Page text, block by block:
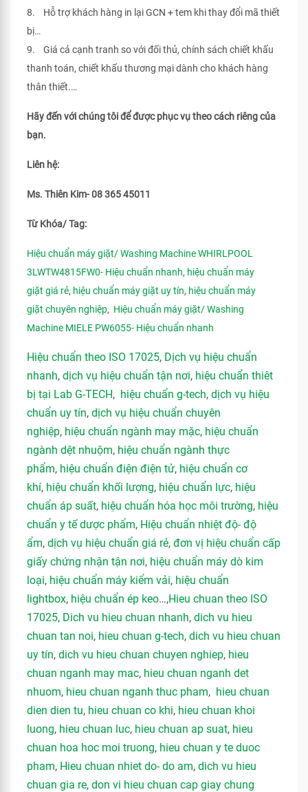
8. Hỗ trợ khách hàng in lại GCN + tem khi thay đổi mã thiết
bị…
9. Giá cả cạnh tranh so với đối thủ, chính sách chiết khấu
thanh toán, chiết khấu thương mại dành cho khách hàng
thân thiết.…
Hãy đến với chúng tôi để được phục vụ theo cách riêng của
bạn.
Liên hệ:
Ms. Thiên Kim- 08 365 45011
Từ Khóa/ Tag:
Hiệu chuẩn máy giặt/ Washing Machine WHIRLPOOL
3LWTW4815FW0- Hiệu chuẩn nhanh, hiệu chuẩn máy
giặt giá rẻ, hiệu chuẩn máy giặt uy tín, hiệu chuẩn máy
giặt chuyên nghiệp, Hiệu chuẩn máy giặt/ Washing
Machine MIELE PW6055- Hiệu chuẩn nhanh
Hiệu chuẩn theo ISO 17025, Dịch vụ hiệu chuẩn
nhanh, dịch vụ hiệu chuẩn tận nơi, hiệu chuẩn thiêt
bị tại Lab G-TECH, hiệu chuẩn g-tech, dịch vụ hiệu
chuẩn uy tín, dịch vụ hiệu chuẩn chuyên
nghiệp, hiệu chuẩn ngành may mặc, hiệu chuẩn
ngành dệt nhuộm, hiệu chuẩn ngành thực
phẩm, hiệu chuẩn điện điện tử, hiệu chuẩn cơ
khí, hiệu chuẩn khối lượng, hiệu chuẩn lực, hiệu
chuẩn áp suất, hiệu chuẩn hóa học môi trường, hiệu
chuẩn y tế dược phẩm, Hiệu chuẩn nhiệt độ- độ
ẩm, dịch vụ hiệu chuẩn giá rẻ, đơn vị hiệu chuẩn cấp
giấy chứng nhận tận nơi, hiệu chuẩn máy dò kim
loại, hiệu chuẩn máy kiểm vải, hiệu chuẩn
lightbox, hiệu chuẩn ép keo…,Hieu chuan theo ISO
17025, Dich vu hieu chuan nhanh, dich vu hieu
chuan tan noi, hieu chuan g-tech, dich vu hieu chuan
uy tín, dich vu hieu chuan chuyen nghiep, hieu
chuan nganh may mac, hieu chuan nganh det
nhuom, hieu chuan nganh thuc pham, hieu chuan
dien dien tu, hieu chuan co khi, hieu chuan khoi
luong, hieu chuan luc, hieu chuan ap suat, hieu
chuan hoa hoc moi truong, hieu chuan y te duoc
pham, Hieu chuan nhiet do- do am, dich vu hieu
chuan gia re, don vi hieu chuan cap giay chung